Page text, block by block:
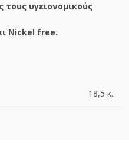
υγειονομικούς
Nickel free.
18,5 κ.